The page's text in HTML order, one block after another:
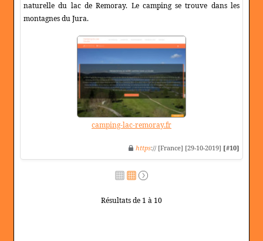
naturelle du lac de Remoray. Le camping se trouve dans les
montagnes du Jura.
camping-lac-remoray.fr
https:// [France] [29-10-2019] [#10]
Résultats de 1 à 10